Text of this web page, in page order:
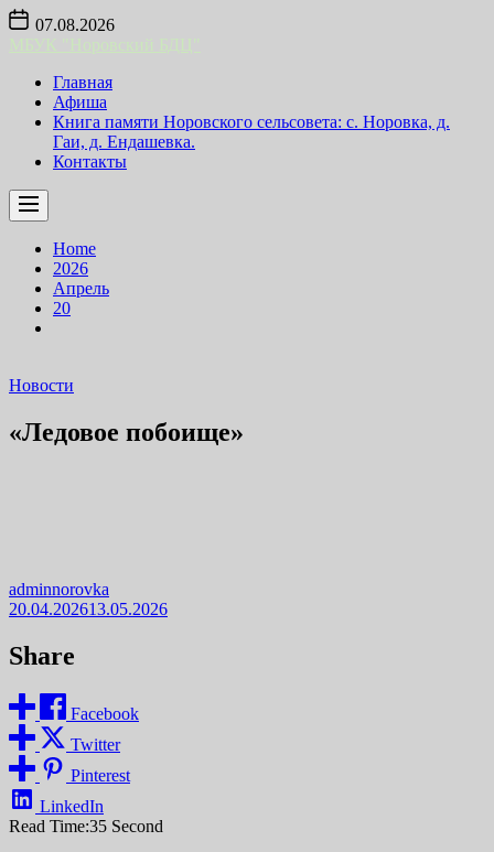
Skip
content
07.08.2026
Главная
Афиша
Книга памяти Норовского сельсовета: с. Норовка, д.
Гаи, д. Ендашевка.
Контакты
Home
2026
Апрель
20
Новости
«Ледовое побоище»
adminnorovka
20.04.202613.05.2026
Share
Facebook
Twitter
Pinterest
LinkedIn
Read Time:35 Second